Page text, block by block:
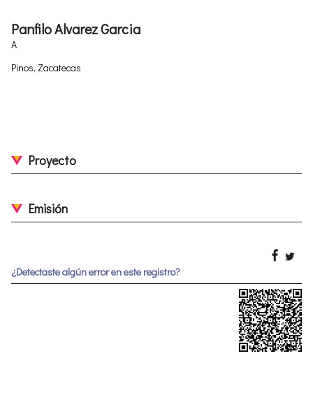
Panfilo Alvarez Garcia
A
Pinos, Zacatecas
Proyecto
Emisión
¿Detectaste algún error en este registro?